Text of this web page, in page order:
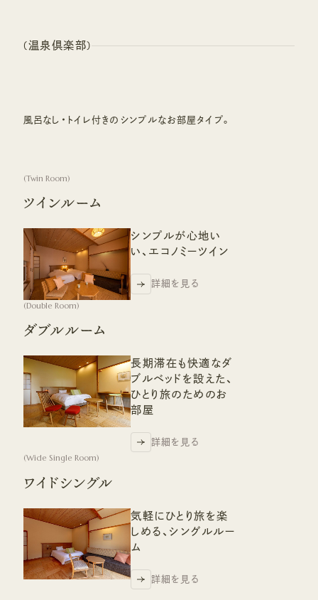
(温泉倶楽部)
風呂なし・トイレ付きのシンプルなお部屋タイプ。
(Twin Room)
ツインルーム
シンプルが心地い
い、エコノミーツイン
詳細を見る
(Double Room)
ダブルルーム
長期滞在も快適なダ
ブルベッドを設えた、
ひとり旅のためのお
部屋
詳細を見る
(Wide Single Room)
ワイドシングル
気軽にひとり旅を楽
しめる、シングルルー
ム
詳細を見る